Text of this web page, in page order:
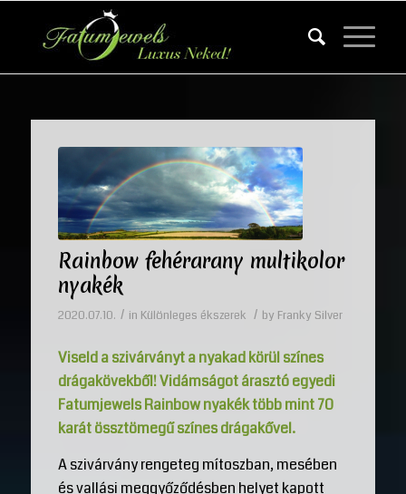
Rainbow fehérarany multikolor
nyakék
2020.07.10. / in Különleges ékszerek / by Franky Silver
Viseld a szivárványt a nyakad körül színes
drágakövekből! Vidámságot árasztó egyedi
Fatumjewels Rainbow nyakék több mint 70
karát össztömegű színes drágakővel.
A szivárvány rengeteg mítoszban, mesében
és vallási meggyőződésben helyet kapott